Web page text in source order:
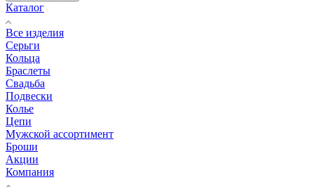
Каталог
Все изделия
Серьги
Кольца
Браслеты
Свадьба
Подвески
Колье
Цепи
Мужской ассортимент
Броши
Акции
Компания